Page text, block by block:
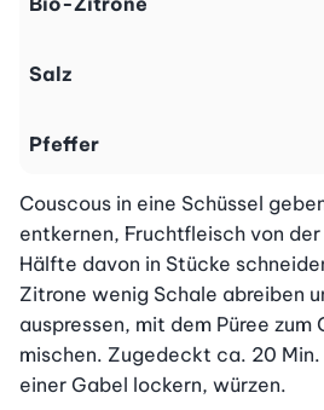
Salz
Pfeffer
Couscous in eine Schüssel
entkernen, Fruchtfleisch von
Hälfte davon in Stücke
Zitrone wenig Schale abreiben
auspressen, mit dem Püree zum
mischen. Zugedeckt ca. 20
einer Gabel lockern, würzen.